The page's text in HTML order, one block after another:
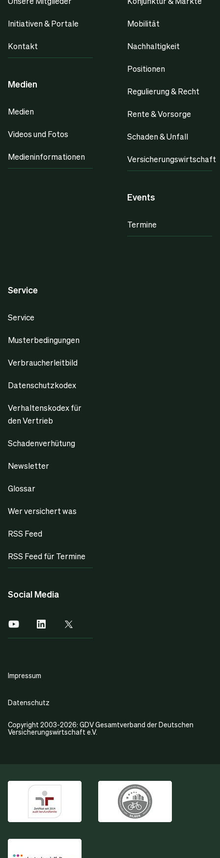
Initiativen & Portale
Kontakt
Medien
Medien
Videos und Fotos
Medieninformationen
Mobilität
Nachhaltigkeit
Positionen
Regulierung & Recht
Rente & Vorsorge
Schaden & Unfall
Versicherungswirtschaft
Events
Termine
Service
Service
Musterbedingungen
Verbraucherleitbild
Datenschutzkodex
Verhaltenskodex für
den Vertrieb
Schadenverhütung
Newsletter
Glossar
Wer versichert was
RSS Feed
RSS Feed für Termine
Social Media
Copyright 2003-2026: GDV Gesamtverband der Deutschen
Versicherungswirtschaft e.V.
Impressum
Datenschutz